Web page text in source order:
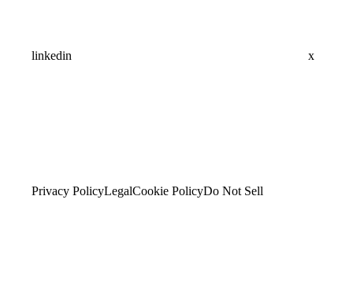
linkedin x
Privacy PolicyLegalCookie PolicyDo Not Sell